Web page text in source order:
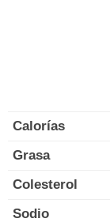
Calorías
Grasa
Colesterol
Sodio